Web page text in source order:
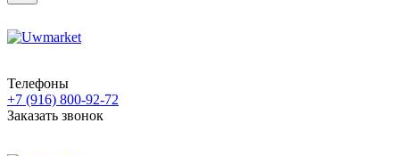
Телефоны
+7 (916) 800-92-72
Заказать звонок